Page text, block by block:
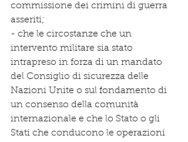
commissione dei crimini di guerra
asseriti;
- che le circostanze che un
intervento militare sia stato
intrapreso in forza di un mandato
del Consiglio di sicurezza delle
Nazioni Unite o sul fondamento di
un consenso della comunità
internazionale e che lo Stato o gli
Stati che conducono le operazioni